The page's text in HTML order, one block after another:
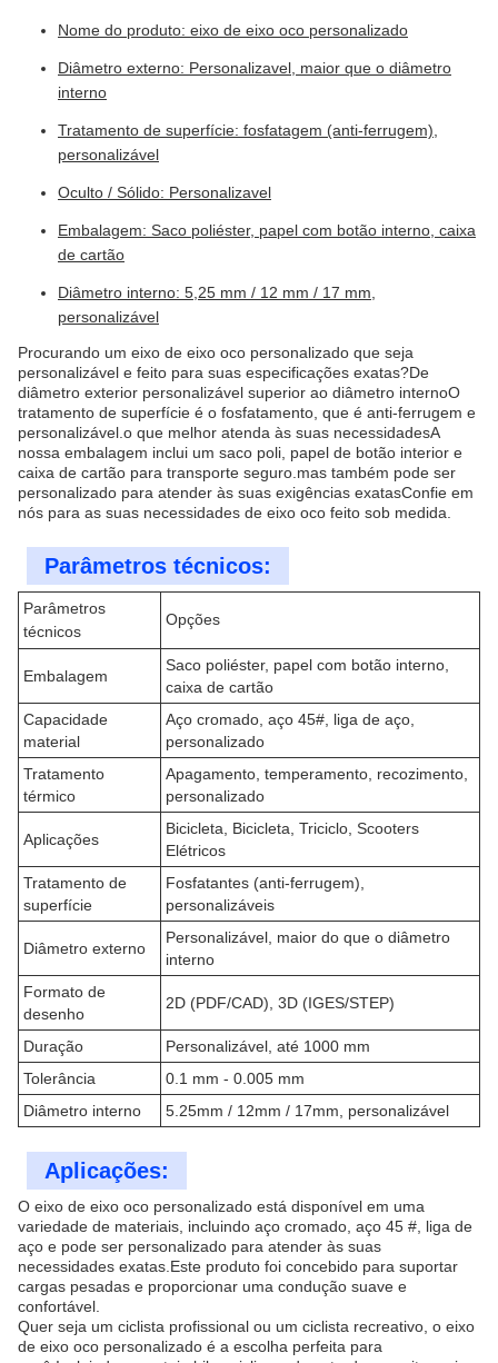
Nome do produto: eixo de eixo oco personalizado
Diâmetro externo: Personalizavel, maior que o diâmetro
interno
Tratamento de superfície: fosfatagem (anti-ferrugem),
personalizável
Oculto / Sólido: Personalizavel
Embalagem: Saco poliéster, papel com botão interno, caixa
de cartão
Diâmetro interno: 5,25 mm / 12 mm / 17 mm,
personalizável
Procurando um eixo de eixo oco personalizado que seja
personalizável e feito para suas especificações exatas?De
diâmetro exterior personalizável superior ao diâmetro internoO
tratamento de superfície é o fosfatamento, que é anti-ferrugem e
personalizável.o que melhor atenda às suas necessidadesA
nossa embalagem inclui um saco poli, papel de botão interior e
caixa de cartão para transporte seguro.mas também pode ser
personalizado para atender às suas exigências exatasConfie em
nós para as suas necessidades de eixo oco feito sob medida.
Parâmetros técnicos:
Parâmetros
técnicos
Opções
Embalagem
Saco poliéster, papel com botão interno,
caixa de cartão
Capacidade
material
Aço cromado, aço 45#, liga de aço,
personalizado
Tratamento
térmico
Apagamento, temperamento, recozimento,
personalizado
Aplicações
Bicicleta, Bicicleta, Triciclo, Scooters
Elétricos
Tratamento de
superfície
Fosfatantes (anti-ferrugem),
personalizáveis
Diâmetro externo
Personalizável, maior do que o diâmetro
interno
Formato de
desenho
2D (PDF/CAD), 3D (IGES/STEP)
Duração
Personalizável, até 1000 mm
Tolerância
0.1 mm - 0.005 mm
Diâmetro interno
5.25mm / 12mm / 17mm, personalizável
Aplicações:
O eixo de eixo oco personalizado está disponível em uma
variedade de materiais, incluindo aço cromado, aço 45 #, liga de
aço e pode ser personalizado para atender às suas
necessidades exatas.Este produto foi concebido para suportar
cargas pesadas e proporcionar uma condução suave e
confortável.
Quer seja um ciclista profissional ou um ciclista recreativo, o eixo
de eixo oco personalizado é a escolha perfeita para